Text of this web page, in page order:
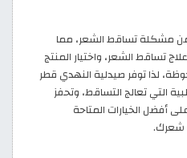
من مشكلة تساقط الشعر، مما
تساقط الشعر، واختيار المنتج
لذا توفر صيدلية النهدي قطر
التي تعالج التساقط، وتحفز
أفضل الخيارات المتاحة
شعرك.